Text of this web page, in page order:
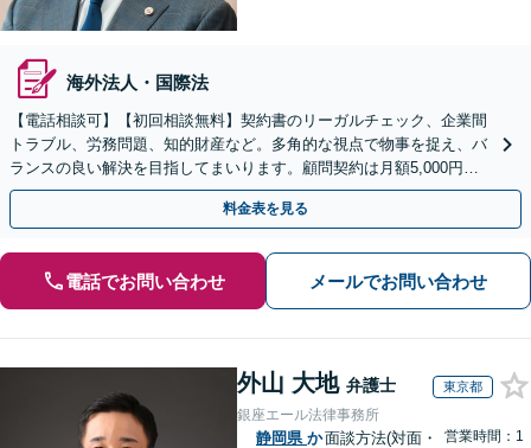
海外法人・国際法
【電話相談可】【初回相談無料】契約書のリーガルチェック、企業間
トラブル、労務問題、知的財産など。多角的な視点で物事を捉え、バ
ランスの良い解決を目指してまいります。顧問契約は月額5,000円か
ら対応可能です【夜間＆休日面談OK】
料金表を見る
電話でお問い合わせ メールでお問い合わせ
外山 大地 弁護士 東京都
銀座エール法律事務所
静岡県 か面談方法(対面・
営業時間：1